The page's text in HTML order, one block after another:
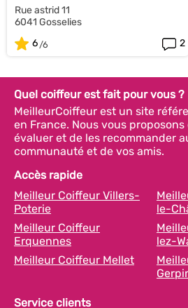
Rue astrid 11
6041 Gosselies
6
2
Quel coiffeur est fait pour vous ?
MeilleurCoiffeur est un site
en France. Nous vous
évaluer et de les recommander
communauté et de vos amis.
Accès rapide
Meilleur Coiffeur Villers-
Poterie
le-
Meilleur Coiffeur
Erquennes
lez-
Meilleur Coiffeur Mellet
Service clients